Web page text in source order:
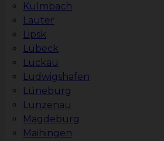
Kulmbach
Lauter
Lipsk
Lübeck
Luckau
Ludwigshafen
Lüneburg
Lunzenau
Magdeburg
Maihingen